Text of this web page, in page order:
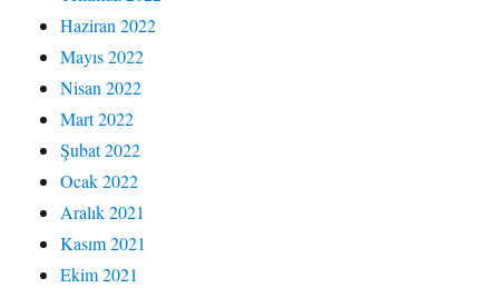
Haziran 2022
Mayıs 2022
Nisan 2022
Mart 2022
Şubat 2022
Ocak 2022
Aralık 2021
Kasım 2021
Ekim 2021